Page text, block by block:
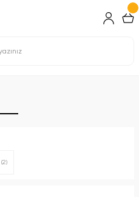
(2)